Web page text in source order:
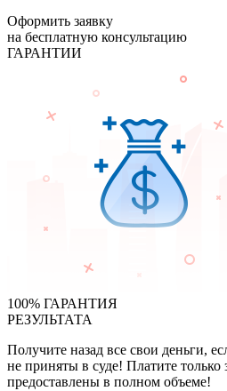
Оформить заявку
на бесплатную консультацию
ГАРАНТИИ
100% ГАРАНТИЯ
РЕЗУЛЬТАТА
Получите назад все свои деньги,
не приняты в суде! Платите только
предоставлены в полном объеме!